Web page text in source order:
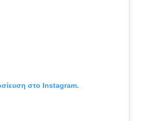
στο Instagram.